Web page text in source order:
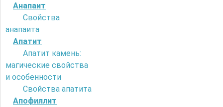
Анапаит
Свойства
анапаита
Апатит
Апатит камень:
магические свойства
и особенности
Свойства апатита
Апофиллит